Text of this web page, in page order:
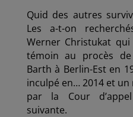
Quid des autres
Les a-t-on
Werner Christukat
témoin au procès de
Barth à Berlin-Est en
inculpé en… 2014 et
par la Cour
suivante.